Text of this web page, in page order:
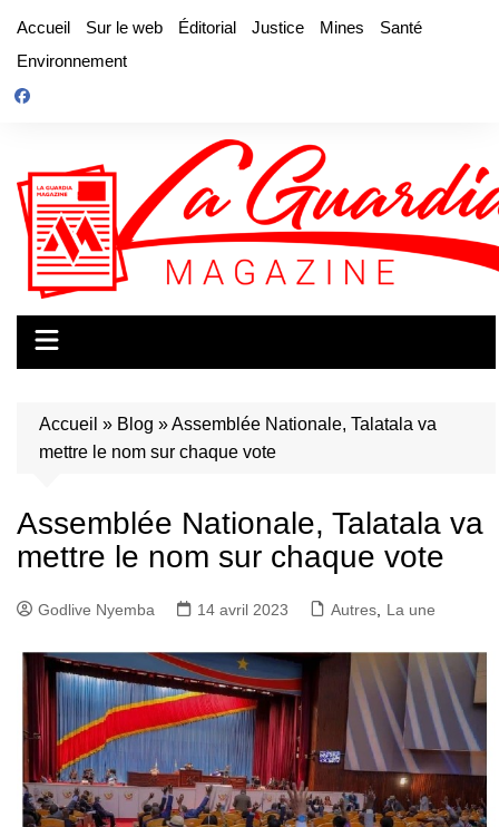
contenu
Accueil Sur le web Éditorial Justice Mines
Santé
Environnement
Accueil » Blog »Assemblée Nationale, Talatala va
mettre le nom sur chaque vote
Assemblée Nationale, Talatala va
mettre le nom sur chaque vote
Godlive Nyemba 14 avril 2023 Autres La une